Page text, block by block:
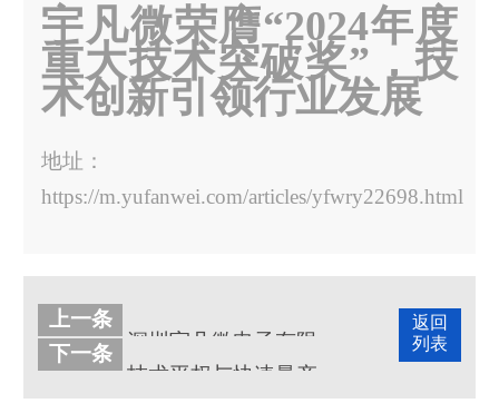
宇凡微荣膺“2024年度
重大技术突破奖”，技
术创新引领行业发展
地址：
https://m.yufanwei.com/articles/yfwry22698.html
返回
列表
上一条
下一条